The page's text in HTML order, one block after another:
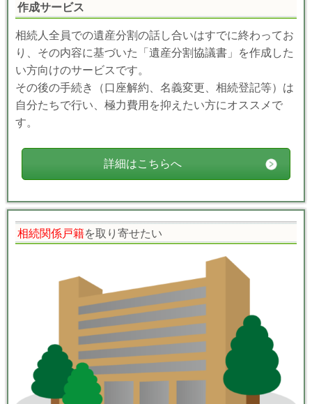
作成サービス
相続人全員での遺産分割の話し合いはすでに終わってお
り、その内容に基づいた「遺産分割協議書」を作成した
い方向けのサービスです。
その後の手続き（口座解約、名義変更、相続登記等）は
自分たちで行い、極力費用を抑えたい方にオススメで
す。
詳細はこちらへ
相続関係戸籍を取り寄せたい